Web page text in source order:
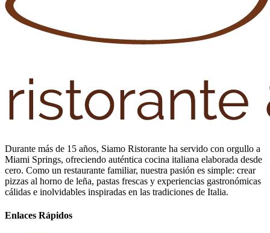
Durante más de 15 años, Siamo Ristorante ha servido con orgullo a
Miami Springs, ofreciendo auténtica cocina italiana elaborada desde
cero. Como un restaurante familiar, nuestra pasión es simple: crear
pizzas al horno de leña, pastas frescas y experiencias gastronómicas
cálidas e inolvidables inspiradas en las tradiciones de Italia.
Enlaces Rápidos